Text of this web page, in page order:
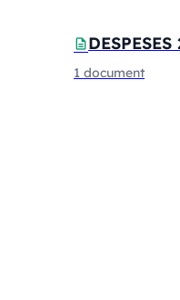
descriptionDESPESES
1 document